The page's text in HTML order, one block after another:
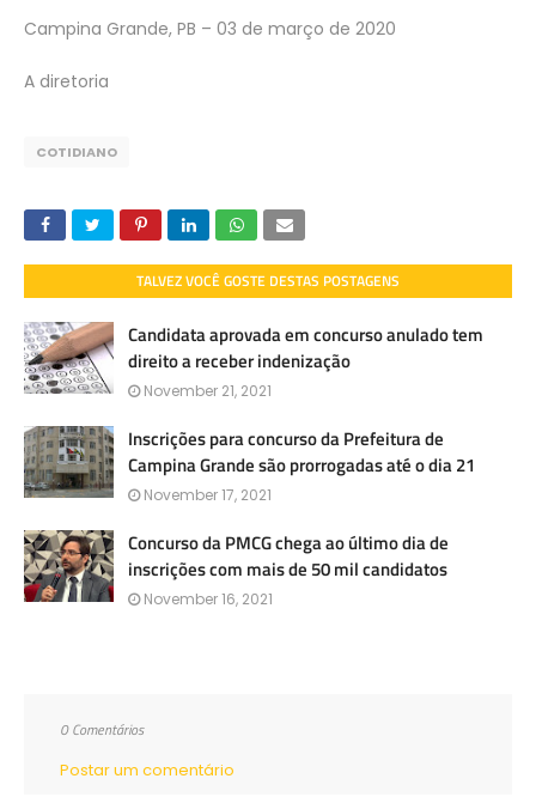
Campina Grande, PB – 03 de março de 2020
A diretoria
COTIDIANO
TALVEZ VOCÊ GOSTE DESTAS POSTAGENS
Candidata aprovada em concurso anulado tem
direito a receber indenização
November 21, 2021
Inscrições para concurso da Prefeitura de
Campina Grande são prorrogadas até o dia 21
November 17, 2021
Concurso da PMCG chega ao último dia de
inscrições com mais de 50 mil candidatos
November 16, 2021
0 Comentários
Postar um comentário